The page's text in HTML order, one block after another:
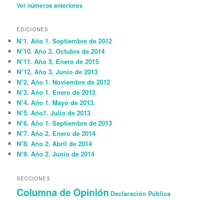
Ver números anteriores
EDICIONES
N°1. Año 1. Septiembre de 2012
N°10. Año 2. Octubre de 2014
N°11. Año 3, Enero de 2015
N°12. Año 3. Junio de 2013
N°2. Año 1. Noviembre de 2012
N°3. Año 1. Enero de 2013
N°4. Año 1. Mayo de 2013.
N°5. Año1. Julio de 2013
N°6. Año 1. Septiembre de 2013
N°7. Año 2. Enero de 2014
N°8. Año 2. Abril de 2014
N°9. Año 2. Junio de 2014
SECCIONES
Columna de Opinión Declaración Pública